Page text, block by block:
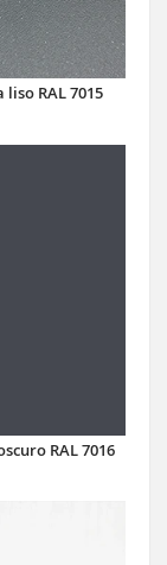
RAL 7015
RAL 7016